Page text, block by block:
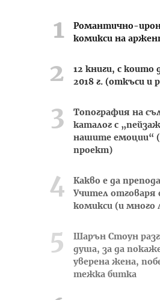
Романтично-
комикси на
12 книги, с които
2018 г. (откъси и
Топография на
каталог с
нашите емоции“
проект)
Какво е да
Учител отговаря
комикси (и много
Шарън Стоун
душа, за да
уверена жена,
тежка битка